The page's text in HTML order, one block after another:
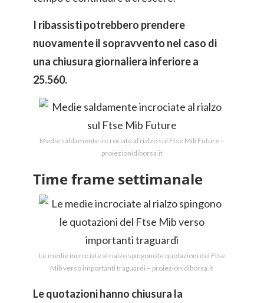
I ribassisti potrebbero prendere
nuovamente il sopravvento nel caso di
una chiusura giornaliera inferiore a
25.560.
Medie saldamente incrociate al rialzo sul Ftse Mib Future –
proiezionidiborsa.it
Time frame settimanale
Le medie incrociate al rialzo spingono le quotazioni del Ftse
Mib verso importanti traguardi – proiezionidiborsa.it
Le quotazioni hanno chiusura la